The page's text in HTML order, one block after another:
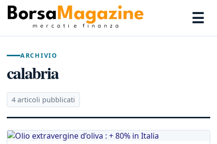
☰
ARCHIVIO
calabria
4 articoli pubblicati